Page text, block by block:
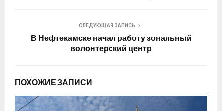
СЛЕДУЮЩАЯ ЗАПИСЬ
В Нефтекамске начал работу зональный
волонтерский центр
ПОХОЖИЕ ЗАПИСИ